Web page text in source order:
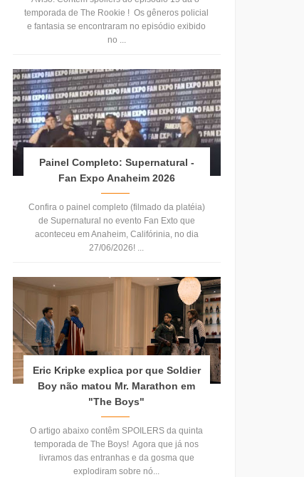
temporada de The Rookie ! Os gêneros policial
e fantasia se encontraram no episódio exibido
no ...
Painel Completo: Supernatural -
Fan Expo Anaheim 2026
Confira o painel completo (filmado da platéia)
de Supernatural no evento Fan Exto que
aconteceu em Anaheim, Califórinia, no dia
27/06/2026! ...
Eric Kripke explica por que Soldier
Boy não matou Mr. Marathon em
"The Boys"
O artigo abaixo contêm SPOILERS da quinta
temporada de The Boys! Agora que já nos
livramos das entranhas e da gosma que
explodiram sobre nó...